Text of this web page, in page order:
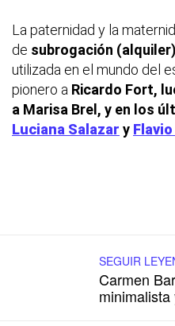
La paternidad y la
de subrogación
utilizada en el mundo del
pionero a Ricardo Fort,
a Marisa Brel, y en los
Luciana Salazar y
SEGUIR
Carmen